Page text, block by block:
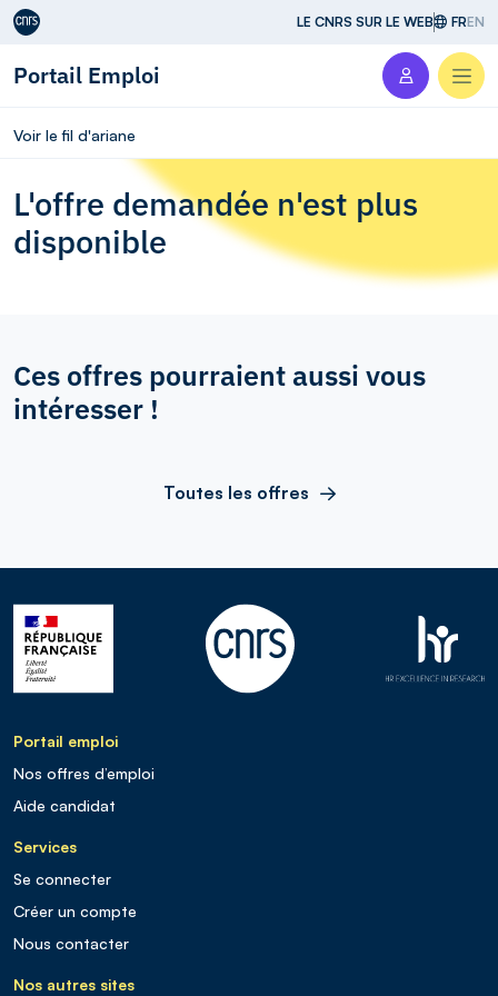
Aller au contenu LE CNRS SUR LE WEB FREN
Portail Emploi
Voir le fil d'ariane
L'offre demandée n'est plus
disponible
Ces offres pourraient aussi vous
intéresser !
Toutes les offres
Portail emploi
Nos offres d’emploi
Aide candidat
Services
Se connecter
Créer un compte
Nous contacter
Nos autres sites